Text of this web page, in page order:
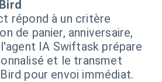
répond à un critère
de panier, anniversaire,
IA Swiftask prépare
et le transmet
pour envoi immédiat.